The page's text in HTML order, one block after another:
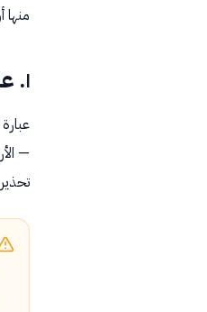
منها
١. عائد مضمون